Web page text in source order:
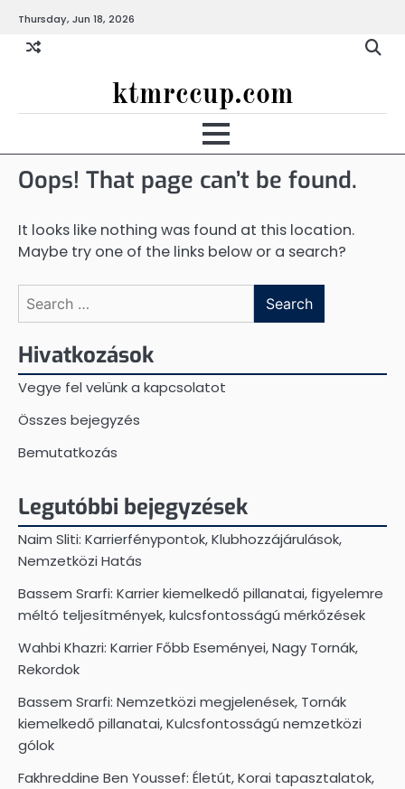
content
Thursday, Jun 18, 2026
ktmrccup.com
Oops! That page can’t be found.
It looks like nothing was found at this location.
Maybe try one of the links below or a search?
Search
for:
Hivatkozások
Vegye fel velünk a kapcsolatot
Összes bejegyzés
Bemutatkozás
Legutóbbi bejegyzések
Naim Sliti: Karrierfénypontok, Klubhozzájárulások,
Nemzetközi Hatás
Bassem Srarfi: Karrier kiemelkedő pillanatai, figyelemre
méltó teljesítmények, kulcsfontosságú mérkőzések
Wahbi Khazri: Karrier Főbb Eseményei, Nagy Tornák,
Rekordok
Bassem Srarfi: Nemzetközi megjelenések, Tornák
kiemelkedő pillanatai, Kulcsfontosságú nemzetközi
gólok
Fakhreddine Ben Youssef: Életút, Korai tapasztalatok,